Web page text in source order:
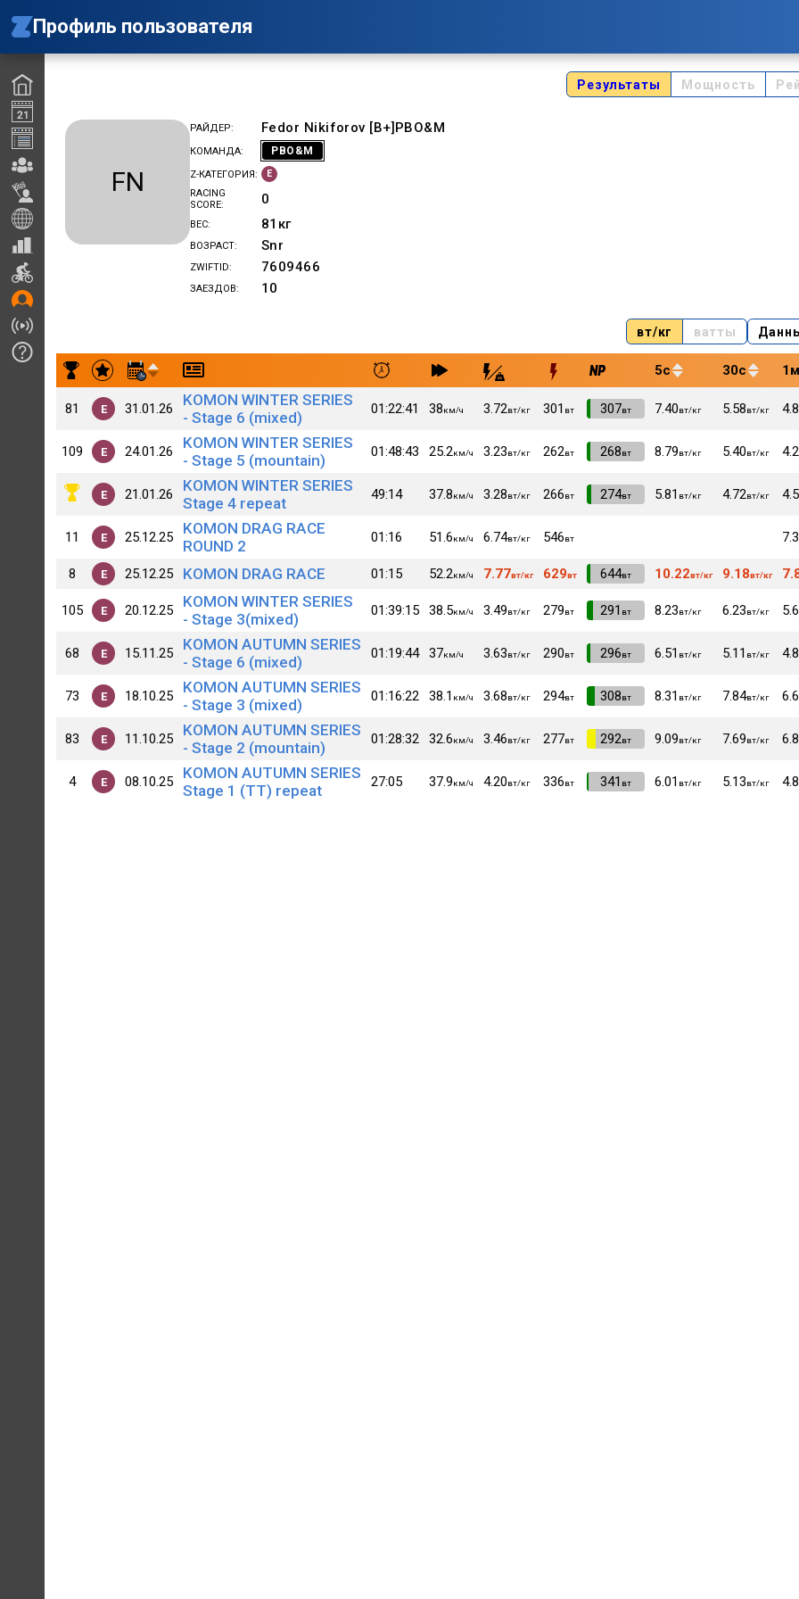
Профиль пользователя
Результаты Мощность
FN
РАЙДЕР Fedor Nikiforov [B+]РВО&М
КОМАНДА РВО&M
Z-КАТЕГОРИЯ
E
RACING
SCORE
0
ВЕС 81 кг
ВОЗРАСТ Snr
ZWIFTID 7609466
ЗАЕЗДОВ 10
вт/кг ватты
Результаты заездов Fedor Nikiforov [B+]РВО&М
5с 30с 1м
81 E 31.01.26
KOMON WINTER SERIES
- Stage 6 (mixed)
01:22:41 38км/ч 3.72вт/кг 301 вт VI307вт 7.40вт/кг 5.58вт/кг
109 E 24.01.26
KOMON WINTER SERIES
- Stage 5 (mountain)
01:48:43 25.2км/ч 3.23вт/кг 262вт VI268вт 8.79вт/кг 5.40вт/кг
E 21.01.26
KOMON WINTER SERIES
Stage 4 repeat
49:14 37.8км/ч 3.28вт/кг 266вт VI274вт 5.81 вт/кг 4.72вт/кг
11 E 25.12.25
KOMON DRAG RACE
ROUND 2
01:16 51.6км/ч 6.74вт/кг 546вт
8 E 25.12.25 KOMON DRAG RACE 01:15 52.2км/ч 7.77вт/кг 629вт VI644вт 10.22вт/кг 9.18вт/кг
105 E 20.12.25
KOMON WINTER SERIES
- Stage 3(mixed)
01:39:15 38.5км/ч 3.49вт/кг 279вт VI291 вт 8.23вт/кг 6.23вт/кг
68 E 15.11.25
KOMON AUTUMN SERIES
- Stage 6 (mixed)
01:19:44 37км/ч 3.63вт/кг 290вт VI296вт 6.51 вт/кг 5.11 вт/кг
73 E 18.10.25
KOMON AUTUMN SERIES
- Stage 3 (mixed)
01:16:22 38.1 км/ч 3.68вт/кг 294вт VI308вт 8.31 вт/кг 7.84вт/кг
83 E 11.10.25
KOMON AUTUMN SERIES
- Stage 2 (mountain)
01:28:32 32.6км/ч 3.46вт/кг 277вт VI292вт 9.09вт/кг 7.69вт/кг
4 E 08.10.25
KOMON AUTUMN SERIES
Stage 1 (TT) repeat
27:05 37.9км/ч 4.20вт/кг 336вт VI341 вт 6.01 вт/кг 5.13вт/кг